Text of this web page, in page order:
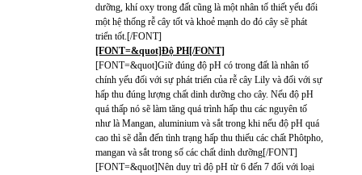
dưỡng, khí oxy trong đất cũng là một nhân tố thiết yếu đối
một hệ thống rễ cây tốt và khoẻ mạnh do đó cây sẽ phát
triển tốt.[/FONT]
[FONT=&quot]Độ PH[/FONT]
[FONT=&quot]Giữ đúng độ pH có trong đất là nhân tố
chính yếu đối với sự phát triển của rễ cây Lily và đối với sự
hấp thu đúng lượng chất dinh dưỡng cho cây. Nếu độ pH
quá thấp nó sẽ làm tăng quá trình hấp thu các nguyên tố
như là Mangan, aluminium và sắt trong khi nếu độ pH quá
cao thì sẽ dẫn đến tình trạng hấp thu thiếu các chất Phôtpho,
mangan và sắt trong số các chất dinh dưỡng[/FONT]
[FONT=&quot]Nên duy trì độ pH từ 6 đến 7 đối với loại